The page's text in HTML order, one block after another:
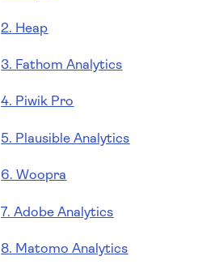
2. Heap
3. Fathom Analytics
4. Piwik Pro
5. Plausible Analytics
6. Woopra
7. Adobe Analytics
8. Matomo Analytics